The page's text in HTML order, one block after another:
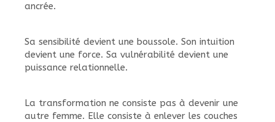
ancrée.
Sa sensibilité devient une boussole. Son intuition
devient une force. Sa vulnérabilité devient une
puissance relationnelle.
La transformation ne consiste pas à devenir une
autre femme. Elle consiste à enlever les couches